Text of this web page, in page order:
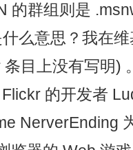
的群组则是
意思？我在维
目上没有写明)
的开发者
NerverEnding